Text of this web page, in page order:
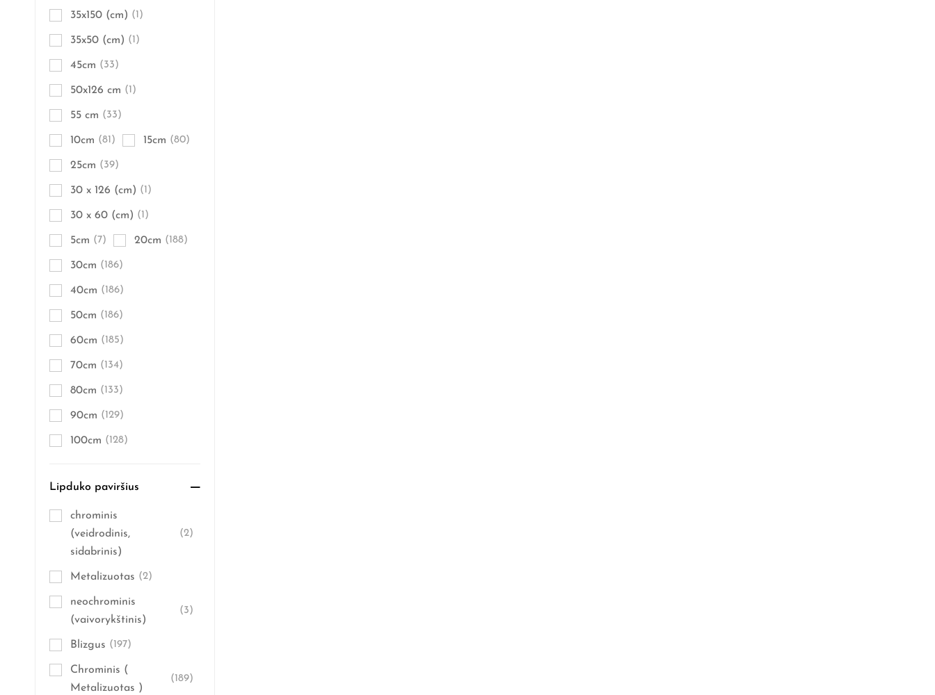
35x150 (cm) (1)
35x50 (cm) (1)
45cm (33)
50x126 cm (1)
55 cm (33)
10cm (81) 15cm (80)
25cm (39)
30 x 126 (cm) (1)
30 x 60 (cm) (1)
5cm (7) 20cm (188)
30cm (186)
40cm (186)
50cm (186)
60cm (185)
70cm (134)
80cm (133)
90cm (129)
100cm (128)
Lipduko paviršius
chrominis
(veidrodinis,
sidabrinis)
(2)
Metalizuotas (2)
neochrominis
(vaivorykštinis)
(3)
Blizgus (197)
Chrominis (
Metalizuotas )
(189)